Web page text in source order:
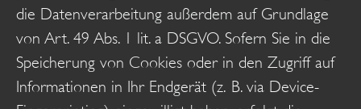
die Datenverarbeitung außerdem auf Grundlage
von Art. 49 Abs. 1 lit. a DSGVO. Sofern Sie in die
Speicherung von Cookies oder in den Zugriff auf
Informationen in Ihr Endgerät (z. B. via Device-